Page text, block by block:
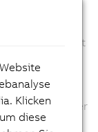
beim
zur Laufzeit
JIT-Compiler
Bei
Klicken
diese